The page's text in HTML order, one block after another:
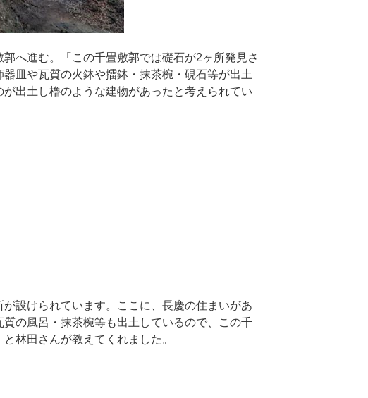
へ進む。「この千畳敷郭では礎石が2ヶ所発見さ
皿や瓦質の火鉢や擂鉢・抹茶椀・硯石等が出土
出土し櫓のような建物があったと考えられてい
設けられています。ここに、長慶の住まいがあ
の風呂・抹茶椀等も出土しているので、この千
林田さんが教えてくれました。